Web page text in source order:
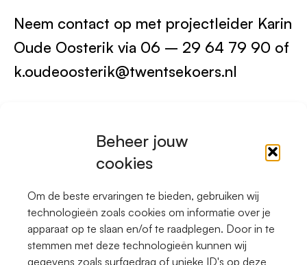
Beheer jouw
cookies
Om de beste ervaringen te bieden, gebruiken wij
technologieën zoals cookies om informatie over je
apparaat op te slaan en/of te raadplegen. Door in te
stemmen met deze technologieën kunnen wij
gegevens zoals surfgedrag of unieke ID's op deze
Neem contact op met projectleider Karin
Oude Oosterik via 06 – 29 64 79 90 of
k.oudeoosterik@twentsekoers.nl
LinkedIn